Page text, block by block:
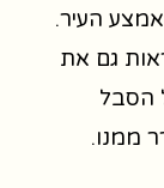
העיר.
גם את
הסבל
ממנו.